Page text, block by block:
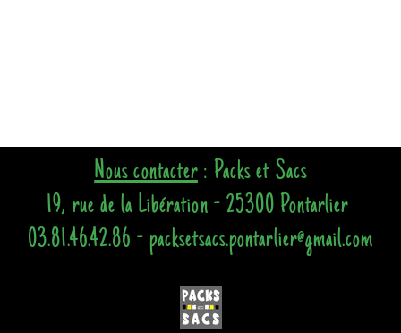
Nous contacter: Packs et Sacs
19, rue de la Libération - 25300 Pontarlier
03.81.46.42.86 - packsetsacs.pontarlier@gmail.com